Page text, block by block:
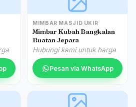
MIMBAR MASJID UKIR
Mimbar Kubah Bangkalan
Buatan Jepara
Hubungi kami untuk harga
Pesan via WhatsApp